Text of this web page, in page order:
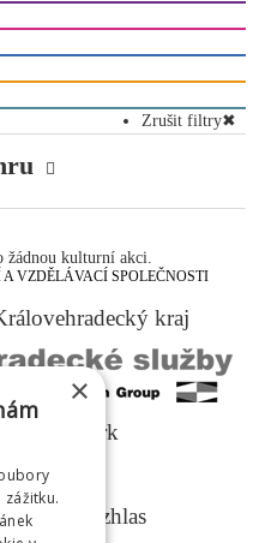
Zrušit filtry✖
žádnou kulturní akci.
VZDĚLÁVACÍ SPOLEČNOSTI
×